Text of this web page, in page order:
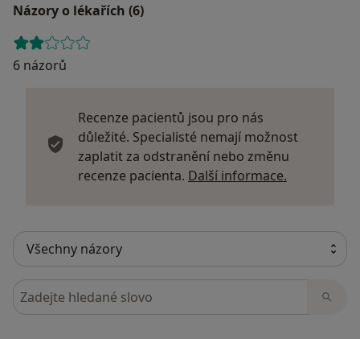
Názory o lékařích (6)
6 názorů
Recenze pacientů jsou pro nás
důležité. Specialisté nemají možnost
zaplatit za odstranění nebo změnu
recenze pacienta. Další informace.
Hledejte v názorech